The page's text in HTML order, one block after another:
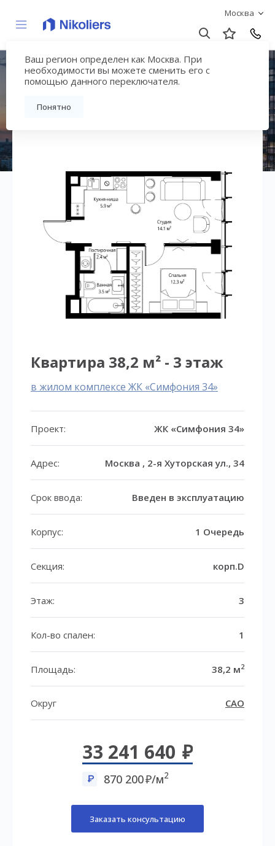
Москва
Ваш регион определен как Москва. При
необходимости вы можете сменить его с
помощью данного переключателя.
Понятно
ЖК «Симфония 34»
Вернуться на страницу жилого комплекса
Квартира 38,2 м² - 3 этаж
в жилом комплексе ЖК «Симфония 34»
Проект: ЖК «Симфония 34»
Адрес: Москва , 2-я Хуторская ул., 34
Срок ввода: Введен в эксплуатацию
Корпус: 1 Очередь
Секция: корп.D
Этаж: 3
Кол-во спален: 1
Площадь: 38,2 м2
Округ САО
33 241 640
870 200 /м2
Заказать консультацию